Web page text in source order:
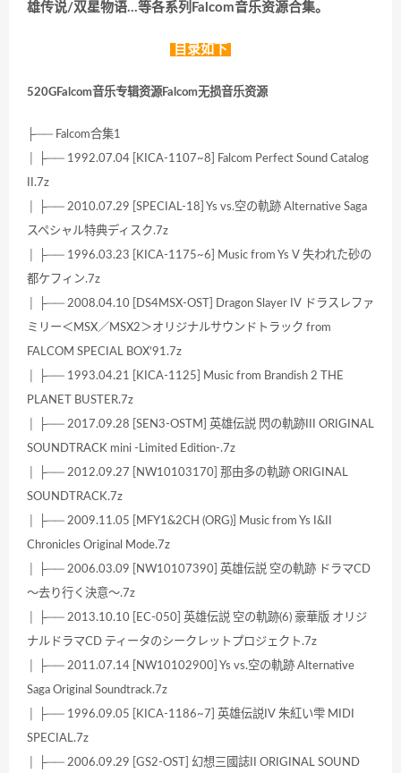
雄传说/双星物语…等各系列Falcom音乐资源合集。
目录如下
520GFalcom音乐专辑资源Falcom无损音乐资源
├── Falcom合集1
│ ├── 1992.07.04 [KICA-1107~8] Falcom Perfect Sound Catalog
II.7z
│ ├── 2010.07.29 [SPECIAL-18] Ys vs.空の軌跡 Alternative Saga
スペシャル特典ディスク.7z
│ ├── 1996.03.23 [KICA-1175~6] Music from Ys V 失われた砂の
都ケフィン.7z
│ ├── 2008.04.10 [DS4MSX-OST] Dragon Slayer IV ドラスレファ
ミリー＜MSX／MSX2＞オリジナルサウンドトラック from
FALCOM SPECIAL BOX’91.7z
│ ├── 1993.04.21 [KICA-1125] Music from Brandish 2 THE
PLANET BUSTER.7z
│ ├── 2017.09.28 [SEN3-OSTM] 英雄伝説 閃の軌跡III ORIGINAL
SOUNDTRACK mini -Limited Edition-.7z
│ ├── 2012.09.27 [NW10103170] 那由多の軌跡 ORIGINAL
SOUNDTRACK.7z
│ ├── 2009.11.05 [MFY1&2CH (ORG)] Music from Ys I&II
Chronicles Original Mode.7z
│ ├── 2006.03.09 [NW10107390] 英雄伝説 空の軌跡 ドラマCD
～去り行く決意～.7z
│ ├── 2013.10.10 [EC-050] 英雄伝説 空の軌跡(6) 豪華版 オリジ
ナルドラマCD ティータのシークレットプロジェクト.7z
│ ├── 2011.07.14 [NW10102900] Ys vs.空の軌跡 Alternative
Saga Original Soundtrack.7z
│ ├── 1996.09.05 [KICA-1186~7] 英雄伝説IV 朱紅い雫 MIDI
SPECIAL.7z
│ ├── 2006.09.29 [GS2-OST] 幻想三國誌II ORIGINAL SOUND